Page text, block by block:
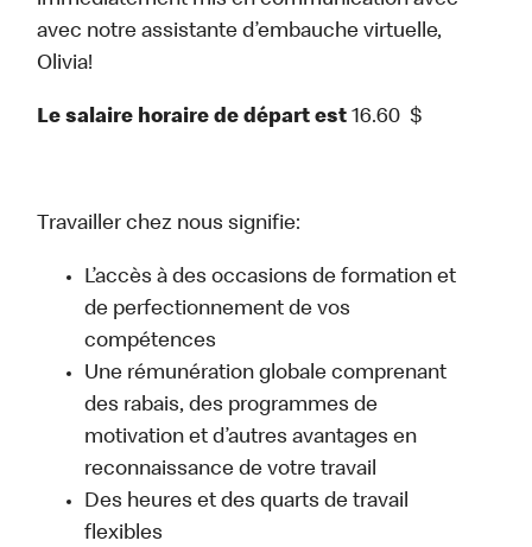
avec notre assistante d’embauche virtuelle,
Olivia!
Le salaire horaire de départ est 16.60 $
Travailler chez nous signifie:
L’accès à des occasions de formation et
de perfectionnement de vos
compétences
Une rémunération globale comprenant
des rabais, des programmes de
motivation et d’autres avantages en
reconnaissance de votre travail
Des heures et des quarts de travail
flexibles